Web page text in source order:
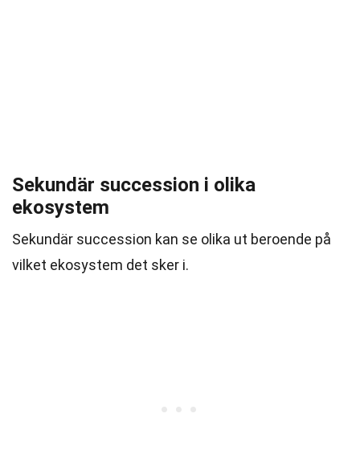
Sekundär succession i olika
ekosystem
Sekundär succession kan se olika ut beroende på
vilket ekosystem det sker i.